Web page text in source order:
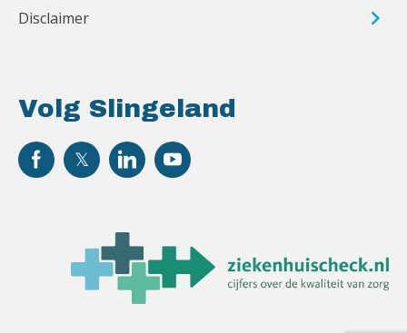
Volg Slingeland
Disclaimer